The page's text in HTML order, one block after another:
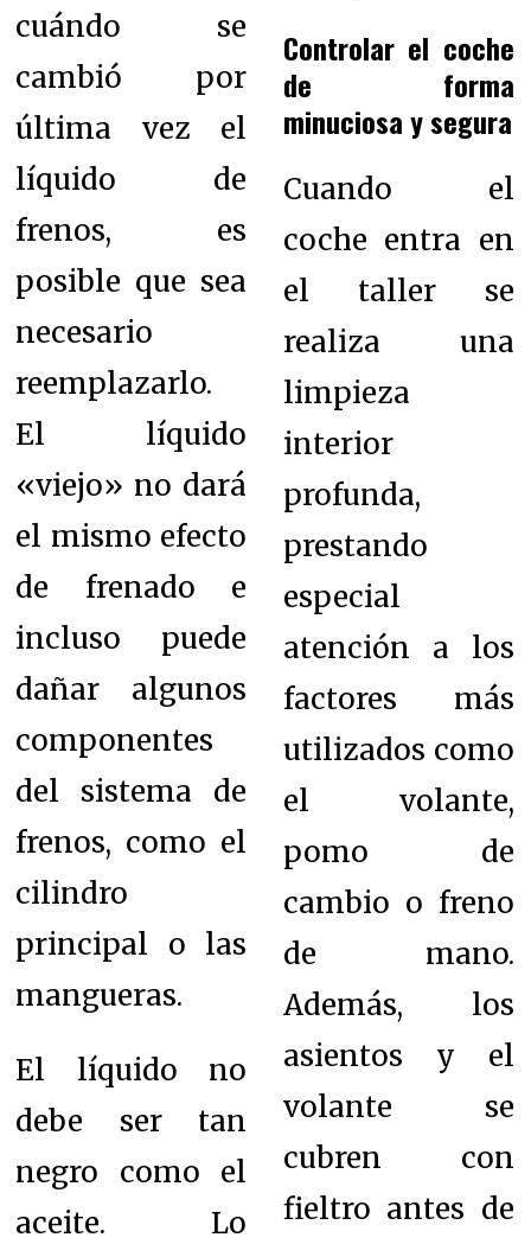
cuándo se
cambió por
última vez el
líquido de
frenos, es
posible que sea
necesario
reemplazarlo.
El líquido
«viejo» no dará
el mismo efecto
de frenado e
incluso puede
dañar algunos
componentes
del sistema de
frenos, como el
cilindro
principal o las
mangueras.
El líquido no
debe ser tan
negro como el
aceite. Lo
Controlar el coche
de forma
minuciosa y segura
Cuando el
coche entra en
el taller se
realiza una
limpieza
interior
profunda,
prestando
especial
atención a los
factores más
utilizados como
el volante,
pomo de
cambio o freno
de mano.
Además, los
asientos y el
volante se
cubren con
fieltro antes de